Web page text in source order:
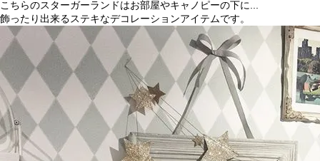
こちらのスターガーランドはお部屋やキャノピーの下に...
飾ったり出来るステキなデコレーションアイテムです。